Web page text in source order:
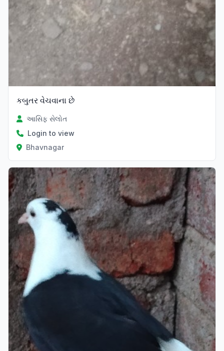
કબુતર વેચવાના છે
આસિફ સેલોત
Login to view
Bhavnagar